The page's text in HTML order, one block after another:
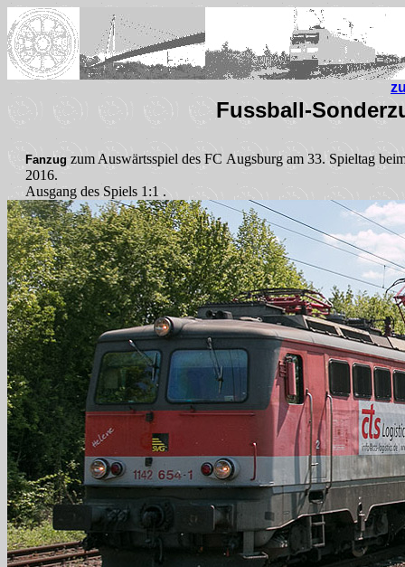
Fussball-
Fanzugzum Auswärtsspiel des FC Augsburg am 33. Spieltag
2016.
Ausgang des Spiels 1:1 .